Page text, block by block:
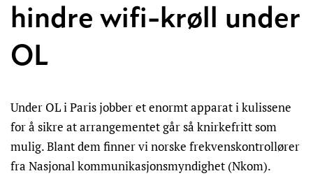
hindre wifi-krøll under
OL
Under OL i Paris jobber et enormt apparat i kulissene
for å sikre at arrangementet går så knirkefritt som
mulig. Blant dem finner vi norske frekvenskontrollører
fra Nasjonal kommunikasjonsmyndighet (Nkom).